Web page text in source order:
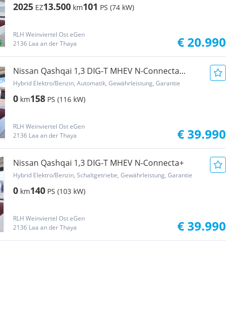
2025 EZ13.500 km101 PS (74 kW)
RLH Weinviertel Ost eGen
2136 Laa an der Thaya
€ 20.990
Nissan Qashqai 1,3 DIG-T MHEV N-Connecta
Xtronic 158
Hybrid Elektro/Benzin, Automatik, Gewährleistung, Garantie
0 km158 PS (116 kW)
RLH Weinviertel Ost eGen
2136 Laa an der Thaya
€ 39.990
Nissan Qashqai 1,3 DIG-T MHEV N-Connecta+
Hybrid Elektro/Benzin, Schaltgetriebe, Gewährleistung, Garantie
0 km140 PS (103 kW)
RLH Weinviertel Ost eGen
2136 Laa an der Thaya
€ 39.990